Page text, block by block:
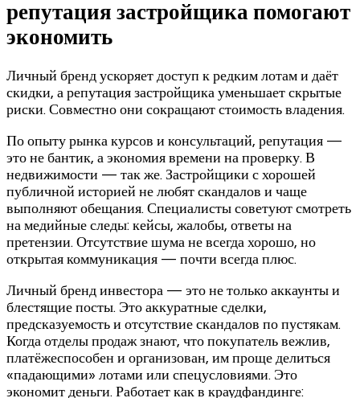
репутация застройщика помогают
экономить
Личный бренд ускоряет доступ к редким лотам и даёт
скидки, а репутация застройщика уменьшает скрытые
риски. Совместно они сокращают стоимость владения.
По опыту рынка курсов и консультаций, репутация —
это не бантик, а экономия времени на проверку. В
недвижимости — так же. Застройщики с хорошей
публичной историей не любят скандалов и чаще
выполняют обещания. Специалисты советуют смотреть
на медийные следы: кейсы, жалобы, ответы на
претензии. Отсутствие шума не всегда хорошо, но
открытая коммуникация — почти всегда плюс.
Личный бренд инвестора — это не только аккаунты и
блестящие посты. Это аккуратные сделки,
предсказуемость и отсутствие скандалов по пустякам.
Когда отделы продаж знают, что покупатель вежлив,
платёжеспособен и организован, им проще делиться
«падающими» лотами или спецусловиями. Это
экономит деньги. Работает как в краудфандинге: